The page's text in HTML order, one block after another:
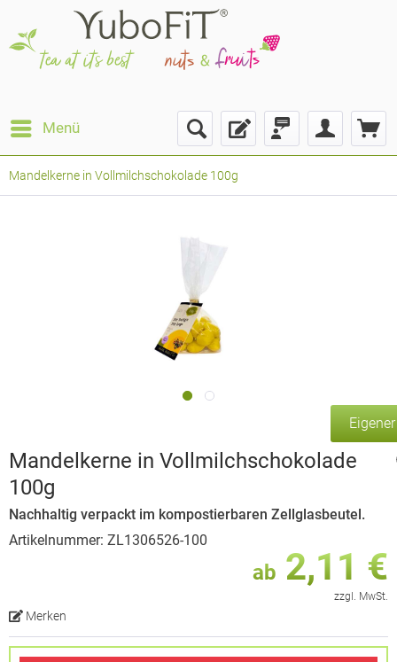
Menü
Mandelkerne in Vollmilchschokolade 100g
Mandelkerne in Vollmilchschokolade
100g
Nachhaltig verpackt im kompostierbaren Zellglasbeutel.
Artikelnummer: ZL1306526-100
ab 2,11 €
zzgl. MwSt.
Merken